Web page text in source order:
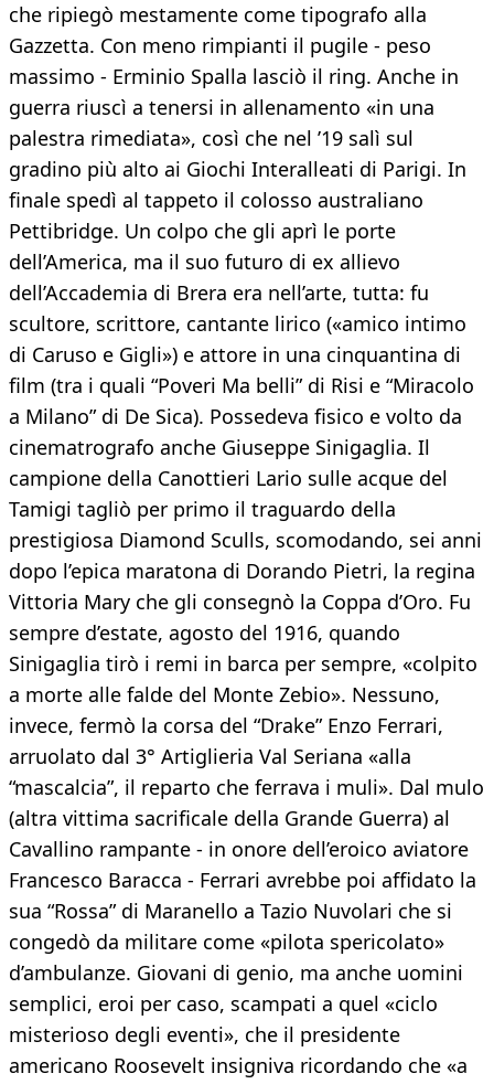
che ripiegò mestamente come tipografo alla
Gazzetta. Con meno rimpianti il pugile - peso
massimo - Erminio Spalla lasciò il ring. Anche in
guerra riuscì a tenersi in allenamento «in una
palestra rimediata», così che nel ’19 salì sul
gradino più alto ai Giochi Interalleati di Parigi. In
finale spedì al tappeto il colosso australiano
Pettibridge. Un colpo che gli aprì le porte
dell’America, ma il suo futuro di ex allievo
dell’Accademia di Brera era nell’arte, tutta: fu
scultore, scrittore, cantante lirico («amico intimo
di Caruso e Gigli») e attore in una cinquantina di
film (tra i quali “Poveri Ma belli” di Risi e “Miracolo
a Milano” di De Sica). Possedeva fisico e volto da
cinematrografo anche Giuseppe Sinigaglia. Il
campione della Canottieri Lario sulle acque del
Tamigi tagliò per primo il traguardo della
prestigiosa Diamond Sculls, scomodando, sei anni
dopo l’epica maratona di Dorando Pietri, la regina
Vittoria Mary che gli consegnò la Coppa d’Oro. Fu
sempre d’estate, agosto del 1916, quando
Sinigaglia tirò i remi in barca per sempre, «colpito
a morte alle falde del Monte Zebio». Nessuno,
invece, fermò la corsa del “Drake” Enzo Ferrari,
arruolato dal 3° Artiglieria Val Seriana «alla
“mascalcia”, il reparto che ferrava i muli». Dal mulo
(altra vittima sacrificale della Grande Guerra) al
Cavallino rampante - in onore dell’eroico aviatore
Francesco Baracca - Ferrari avrebbe poi affidato la
sua “Rossa” di Maranello a Tazio Nuvolari che si
congedò da militare come «pilota spericolato»
d’ambulanze. Giovani di genio, ma anche uomini
semplici, eroi per caso, scampati a quel «ciclo
misterioso degli eventi», che il presidente
americano Roosevelt insigniva ricordando che «a